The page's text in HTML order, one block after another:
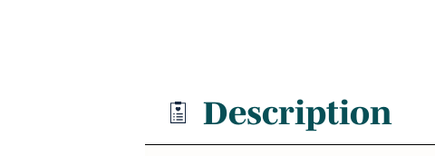
Description